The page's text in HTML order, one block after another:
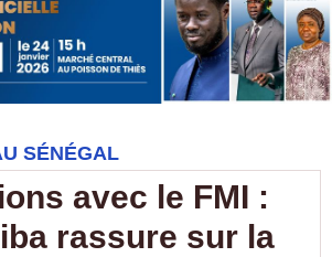
SÉNÉGAL
avec le FMI :
rassure sur la